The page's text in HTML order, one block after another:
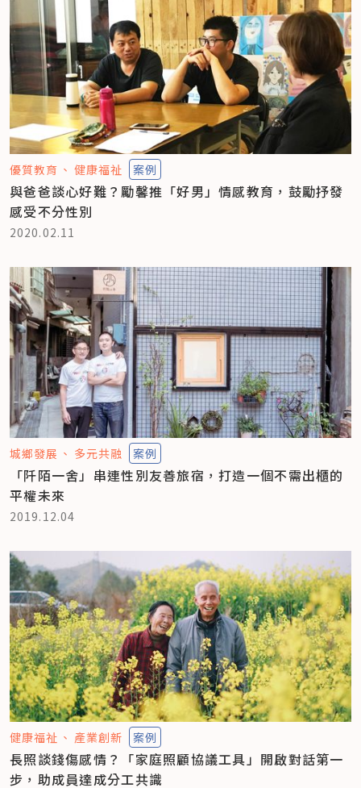
優質教育 健康福祉 案例
與爸爸談心好難？勵馨推「好男」情感教育，鼓勵抒發
感受不分性別
2020.02.11
城鄉發展 多元共融 案例
「阡陌一舍」串連性別友善旅宿，打造一個不需出櫃的
平權未來
2019.12.04
健康福祉 產業創新 案例
長照談錢傷感情？「家庭照顧協議工具」開啟對話第一
步，助成員達成分工共識